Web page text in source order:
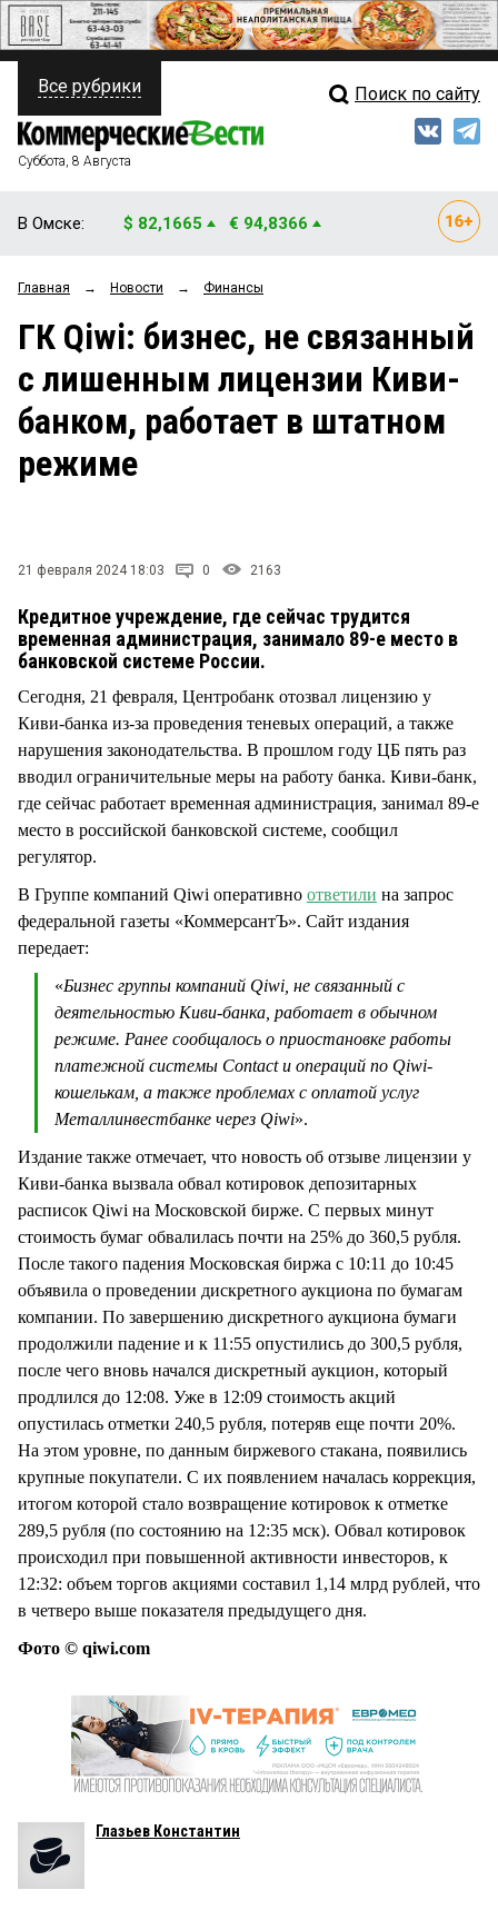
ПОЛИТИКА
ФИНАНСЫ
ОБЩЕСТВО
ЗАКОН
Свежий выпуск
Рейтинги
Блоги
Архив
Все рубрики Поиск по сайту
Суббота, 8 Августа
В Омске: $ 82,1665 € 94,8366
Главная → Новости → Финансы
ГК Qiwi: бизнес, не связанный
с лишенным лицензии Киви-
банком, работает в штатном
режиме
21 февраля 2024 18:03 0 2163
Кредитное учреждение, где сейчас трудится
временная администрация, занимало 89-е место в
банковской системе России.
Сегодня, 21 февраля, Центробанк отозвал лицензию у
Киви-банка из-за проведения теневых операций, а также
нарушения законодательства. В прошлом году ЦБ пять раз
вводил ограничительные меры на работу банка. Киви-банк,
где сейчас работает временная администрация, занимал 89-е
место в российской банковской системе, сообщил
регулятор.
В Группе компаний Qiwi оперативно ответили на запрос
федеральной газеты «КоммерсантЪ». Сайт издания
передает:
«Бизнес группы компаний Qiwi, не связанный с
деятельностью Киви-банка, работает в обычном
режиме. Ранее сообщалось о приостановке работы
платежной системы Contact и операций по Qiwi-
кошелькам, а также проблемах с оплатой услуг
Металлинвестбанке через Qiwi».
Издание также отмечает, что новость об отзыве лицензии у
Киви-банка вызвала обвал котировок депозитарных
расписок Qiwi на Московской бирже. С первых минут
стоимость бумаг обвалилась почти на 25% до 360,5 рубля.
После такого падения Московская биржа с 10:11 до 10:45
объявила о проведении дискретного аукциона по бумагам
компании. По завершению дискретного аукциона бумаги
продолжили падение и к 11:55 опустились до 300,5 рубля,
после чего вновь начался дискретный аукцион, который
продлился до 12:08. Уже в 12:09 стоимость акций
опустилась отметки 240,5 рубля, потеряв еще почти 20%.
На этом уровне, по данным биржевого стакана, появились
крупные покупатели. С их появлением началась коррекция,
итогом которой стало возвращение котировок к отметке
289,5 рубля (по состоянию на 12:35 мск). Обвал котировок
происходил при повышенной активности инвесторов, к
12:32: объем торгов акциями составил 1,14 млрд рублей, что
в четверо выше показателя предыдущего дня.
Фото © qiwi.com
Глазьев Константин